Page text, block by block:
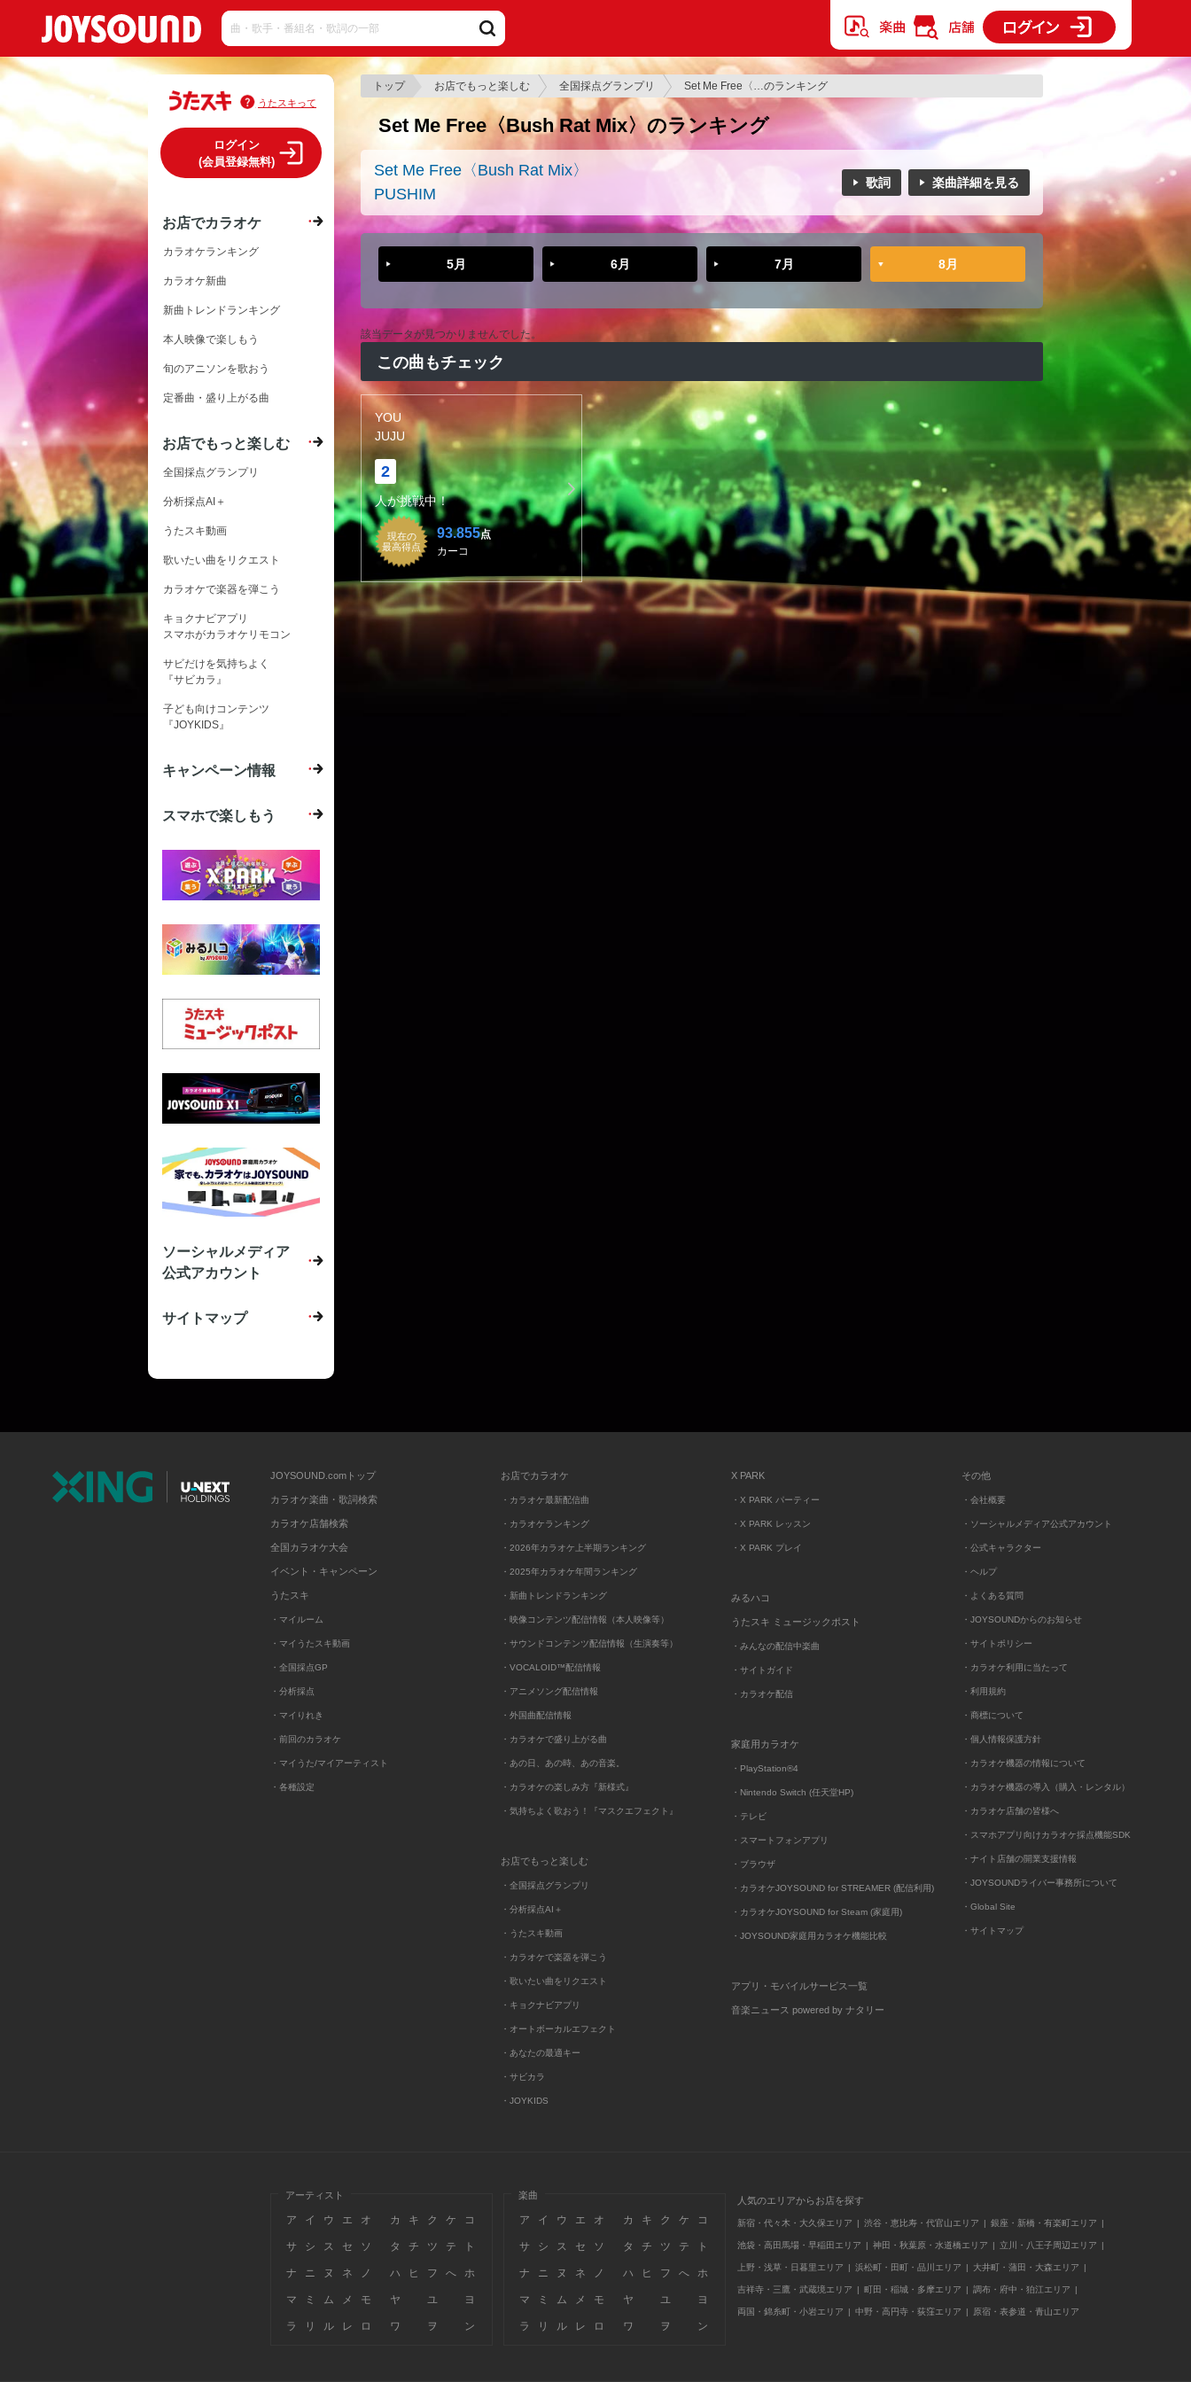
トップ お店でもっと楽しむ 全国採点グランプリ Set Me Free〈…のランキング
Set Me Free〈Bush Rat Mix〉のランキング
Set Me Free〈Bush Rat Mix〉
PUSHIM
歌詞 楽曲詳細を見る
5月 6月 7月 8月
該当データが見つかりませんでした。
この曲もチェック
YOU
JUJU
2
人が挑戦中！
現在の
最高得点
93.855点
カーコ
うたスキって
ログイン
(会員登録無料)
お店でカラオケ
カラオケランキング
カラオケ新曲
新曲トレンドランキング
本人映像で楽しもう
旬のアニソンを歌おう
定番曲・盛り上がる曲
お店でもっと楽しむ
全国採点グランプリ
分析採点AI＋
うたスキ動画
歌いたい曲をリクエスト
カラオケで楽器を弾こう
キョクナビアプリ
スマホがカラオケリモコン
サビだけを気持ちよく
『サビカラ』
子ども向けコンテンツ
『JOYKIDS』
キャンペーン情報
スマホで楽しもう
ソーシャルメディア
公式アカウント
サイトマップ
JOYSOUND.comトップ
カラオケ楽曲・歌詞検索
カラオケ店舗検索
全国カラオケ大会
イベント・キャンペーン
うたスキ
・マイルーム
・マイうたスキ動画
・全国採点GP
・分析採点
・マイりれき
・前回のカラオケ
・マイうた/マイアーティスト
・各種設定
お店でカラオケ
・カラオケ最新配信曲
・カラオケランキング
・2026年カラオケ上半期ランキング
・2025年カラオケ年間ランキング
・新曲トレンドランキング
・映像コンテンツ配信情報（本人映像等）
・サウンドコンテンツ配信情報（生演奏等）
・VOCALOID™配信情報
・アニメソング配信情報
・外国曲配信情報
・カラオケで盛り上がる曲
・あの日、あの時、あの音楽。
・カラオケの楽しみ方『新様式』
・気持ちよく歌おう！『マスクエフェクト』
お店でもっと楽しむ
・全国採点グランプリ
・分析採点AI＋
・うたスキ動画
・カラオケで楽器を弾こう
・歌いたい曲をリクエスト
・キョクナビアプリ
・オートボーカルエフェクト
・あなたの最適キー
・サビカラ
・JOYKIDS
X PARK
・X PARK パーティー
・X PARK レッスン
・X PARK プレイ
みるハコ
うたスキ ミュージックポスト
・みんなの配信中楽曲
・サイトガイド
・カラオケ配信
家庭用カラオケ
・PlayStation®4
・Nintendo Switch (任天堂HP)
・テレビ
・スマートフォンアプリ
・ブラウザ
・カラオケJOYSOUND for STREAMER (配信利用)
・カラオケJOYSOUND for Steam (家庭用)
・JOYSOUND家庭用カラオケ機能比較
アプリ・モバイルサービス一覧
音楽ニュース powered by ナタリー
その他
・会社概要
・ソーシャルメディア公式アカウント
・公式キャラクター
・ヘルプ
・よくある質問
・JOYSOUNDからのお知らせ
・サイトポリシー
・カラオケ利用に当たって
・利用規約
・商標について
・個人情報保護方針
・カラオケ機器の情報について
・カラオケ機器の導入（購入・レンタル）
・カラオケ店舗の皆様へ
・スマホアプリ向けカラオケ採点機能SDK
・ナイト店舗の開業支援情報
・JOYSOUNDライバー事務所について
・Global Site
・サイトマップ
アーティスト
ア イ ウ エ オ カ キ ク ケ コ
サ シ ス セ ソ タ チ ツ テ ト
ナ ニ ヌ ネ ノ ハ ヒ フ へ ホ
マ ミ ム メ モ ヤ ユ ヨ
ラ リ ル レ ロ ワ ヲ ン
楽曲
ア イ ウ エ オ カ キ ク ケ コ
サ シ ス セ ソ タ チ ツ テ ト
ナ ニ ヌ ネ ノ ハ ヒ フ へ ホ
マ ミ ム メ モ ヤ ユ ヨ
ラ リ ル レ ロ ワ ヲ ン
人気のエリアからお店を探す
新宿・代々木・大久保エリア 渋谷・恵比寿・代官山エリア 銀座・新橋・有楽町エリア
池袋・高田馬場・早稲田エリア 神田・秋葉原・水道橋エリア 立川・八王子周辺エリア
上野・浅草・日暮里エリア 浜松町・田町・品川エリア 大井町・蒲田・大森エリア
吉祥寺・三鷹・武蔵境エリア 町田・稲城・多摩エリア 調布・府中・狛江エリア
両国・錦糸町・小岩エリア 中野・高円寺・荻窪エリア 原宿・表参道・青山エリア